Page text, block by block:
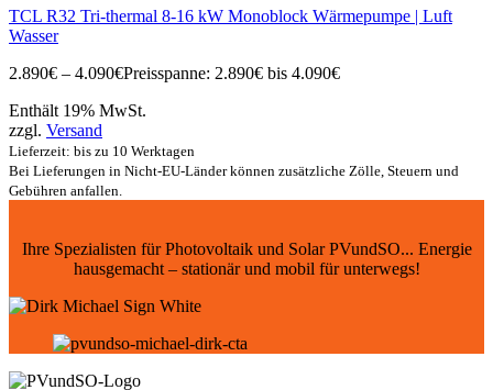
TCL R32 Tri-thermal 8-16 kW Monoblock Wärmepumpe | Luft
Wasser
2.890€ – 4.090€Preisspanne: 2.890€ bis 4.090€
Enthält 19% MwSt.
zzgl. Versand
Lieferzeit: bis zu 10 Werktagen
Bei Lieferungen in Nicht-EU-Länder können zusätzliche Zölle, Steuern und
Gebühren anfallen.
Ihre Spezialisten für Photovoltaik und Solar PVundSO... Energie
hausgemacht – stationär und mobil für unterwegs!